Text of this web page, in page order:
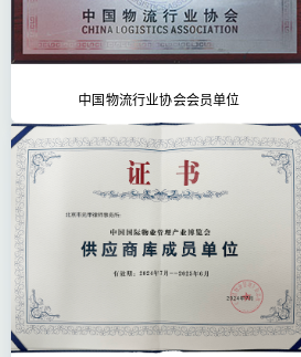
中国物流行业协会会员单位